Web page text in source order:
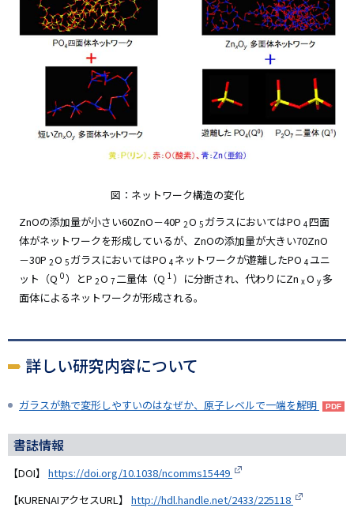
図：ネットワーク構造の変化
ZnOの添加量が小さい60ZnO－40P 2O 5 ガラスにおいてはPO 4四面
体がネットワークを形成しているが、ZnOの添加量が大きい70ZnO
－30P 2O 5 ガラスにおいてはPO 4 ネットワークが遊離したPO 4 ユニ
ット（Q 0）とP 2O 7 二量体（Q 1）に分断され、代わりにZn xO y 多
面体によるネットワークが形成される。
詳しい研究内容について
ガラスが熱で変形しやすいのはなぜか、原子レベルで一端を解明
書誌情報
【DOI】 https://doi.org/10.1038/ncomms15449
【KURENAIアクセスURL】 http://hdl.handle.net/2433/225118